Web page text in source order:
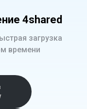
4shared
загрузка
времени